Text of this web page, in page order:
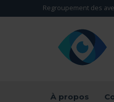
Aller directement au contenu
Regroupement des
À propos